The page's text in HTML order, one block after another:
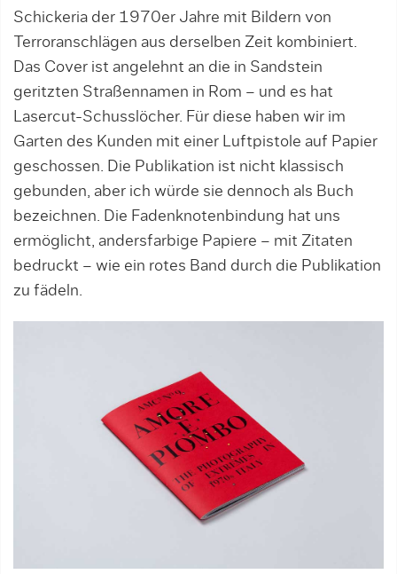
Schickeria der 1970er Jahre mit Bildern von
Terroranschlägen aus der­selben Zeit kombiniert.
Das Cover ist angelehnt an die in Sandstein
geritzten Straßennamen in Rom – und es hat
Lasercut-Schusslöcher. Für diese haben wir im
Garten des Kunden mit einer Luft­pistole auf Papier
geschossen. Die Publikation ist nicht klassisch
gebunden, aber ich würde sie den­noch als Buch
bezeichnen. Die Fadenknotenbindung hat uns
ermög­licht, andersfarbige Papiere – mit Zitaten
bedruckt – wie ein rotes Band durch die Publikation
zu fädeln.